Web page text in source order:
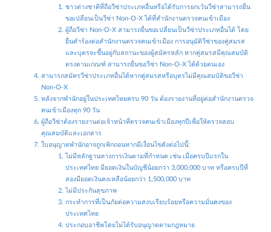
ชาวต่างชาติที่ถือวีซ่าประเภทอื่นหรือได้รับการยกเว้นวีซ่าสามารถยื่น
ขอเปลี่ยนเป็นวีซ่า Non-O-X ได้ที่สำนักงานตรวจคนเข้าเมือง
ผู้ถือวีซ่า Non-O-X สามารถยื่นขอเปลี่ยนเป็นวีซ่าประเภทอื่นได้ โดย
ยื่นคำร้องต่อสำนักงานตรวจคนเข้าเมือง การอนุมัติวีซ่าของคู่สมรส
และบุตรจะขึ้นอยู่กับสถานะของผู้สมัครหลัก หากคู่สมรสมีคุณสมบัติ
ตรงตามเกณฑ์ สามารถยื่นขอวีซ่า Non-O-X ได้ด้วยตนเอง
สามารถสมัครวีซ่าประเภทอื่นได้หากคู่สมรสหรือบุตรไม่มีคุณสมบัติขอวีซ่า
Non-O-X
หลังจากพำนักอยู่ในประเทศไทยครบ 90 วัน ต้องรายงานที่อยู่ต่อสำนักงานตรวจ
คนเข้าเมืองทุก 90 วัน
ผู้ถือวีซ่าต้องรายงานต่อเจ้าหน้าที่ตรวจคนเข้าเมืองทุกปีเพื่อให้ตรวจสอบ
คุณสมบัติและเอกสาร
ใบอนุญาตพำนักอาจถูกเพิกถอนหากมีเงื่อนไขดังต่อไปนี้:
ไม่มีหลักฐานทางการเงินตามที่กำหนด เช่น เมื่อครบปีแรกใน
ประเทศไทย มียอดเงินในบัญชีน้อยกว่า 3,000,000 บาท หรือครบปีที่
สองมียอดเงินคงเหลือน้อยกว่า 1,500,000 บาท
ไม่มีประกันสุขภาพ
กระทำการที่เป็นภัยต่อความสงบเรียบร้อยหรือความมั่นคงของ
ประเทศไทย
ประกอบอาชีพโดยไม่ได้รับอนุญาตตามกฎหมาย